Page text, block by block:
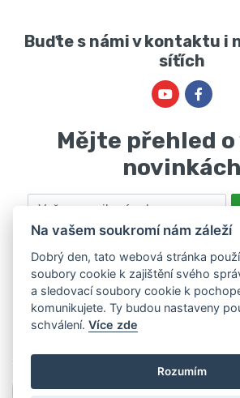
Buďte s námi v kontaktu i
síťích
Mějte přehled o
novinkách
Email
Odesláním souhlasíte se zpracováním
nabízení a zpracování marketingových
Haščáková, IČ: 48488861 se sídlem Bánov
souhlas odvolat. Více informací vzásadách
údajů.
Na vašem soukromí nám záleží
Dobrý den, tato webová stránka
soubory cookie k zajištění svého
a sledovací soubory cookie k
komunikujete. Ty budou nastaveny
schválení.Více zde
Rozumím